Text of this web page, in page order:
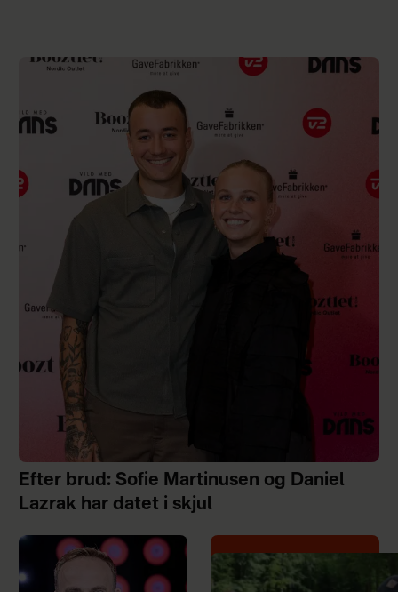
Efter brud: Sofie Martinusen og Daniel
Lazrak har datet i skjul